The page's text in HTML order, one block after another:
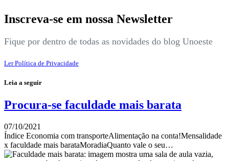
Inscreva-se em nossa Newsletter
Fique por dentro de todas as novidades do blog Unoeste
Ler Política de Privacidade
Leia a seguir
Procura-se faculdade mais barata
07/10/2021
Índice Economia com transporteAlimentação na conta!Mensalidade
x faculdade mais barataMoradiaQuanto vale o seu…